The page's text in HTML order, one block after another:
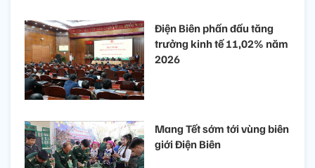
Điện Biên phấn đấu tăng
trưởng kinh tế 11,02% năm
2026
Mang Tết sớm tới vùng biên
giới Điện Biên